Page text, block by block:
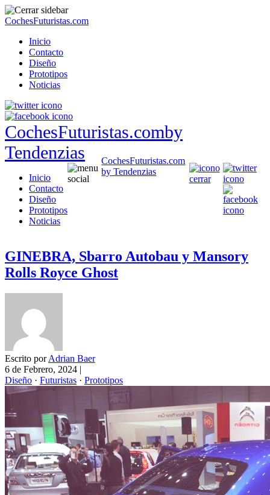
CochesFuturistas.com
Inicio
Contacto
Diseño
Prototipos
Noticias
CochesFuturistas.comby
Tendenzias
Inicio
Contacto
Diseño
Prototipos
Noticias
CochesFuturistas.com
by Tendenzias
GINEBRA, Sbarro Autobau y Mansory
Rolls Royce Ghost
Escrito porAdrian Baer
6 de Febrero, 2024 |
Diseño · Futuristas · Prototipos